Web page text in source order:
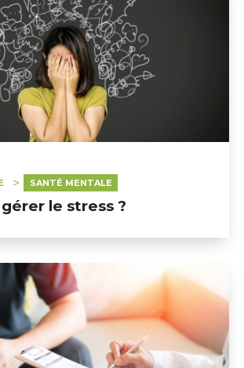
SANTÉ MENTALE
le stress ?